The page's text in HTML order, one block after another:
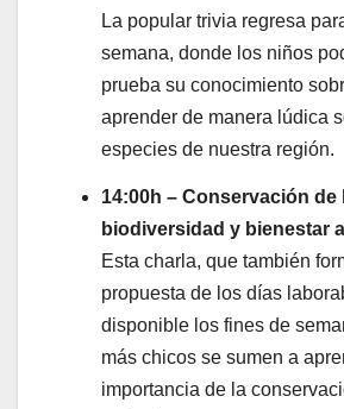
La popular trivia regresa
semana, donde los niños
prueba su conocimiento
aprender de manera lúdica
especies de nuestra región.
14:00h – Conservación de
biodiversidad y bienestar
Esta charla, que también
propuesta de los días
disponible los fines de
más chicos se sumen a
importancia de la